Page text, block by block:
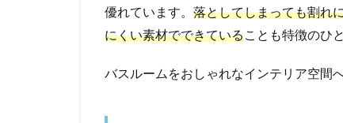
優れています。 落としてしまっても割れ
にくい素材でできていることも特徴のひ
バスルームをおしゃれなインテリア空間